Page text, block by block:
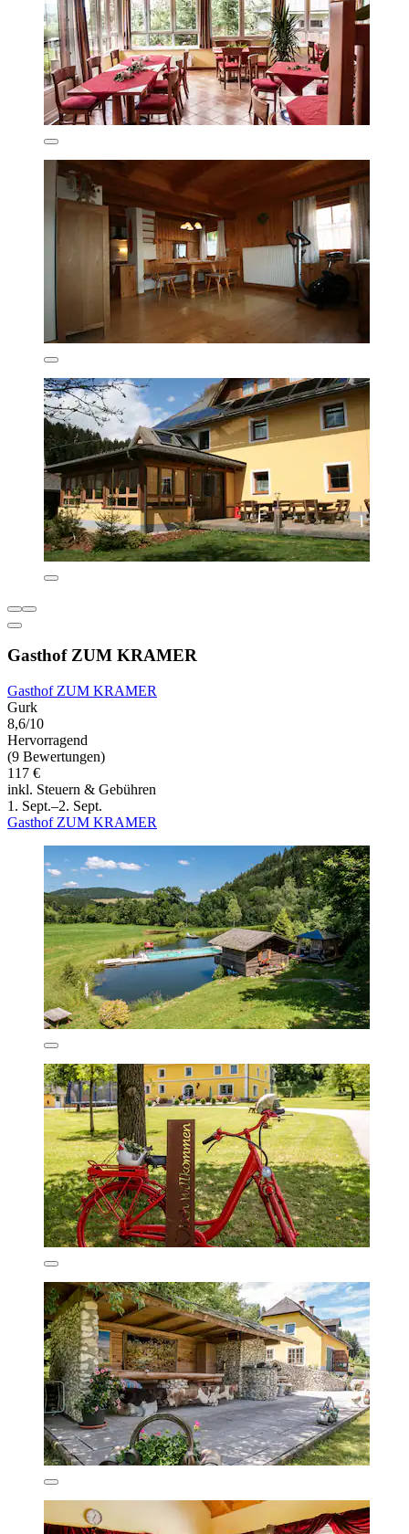
Gasthof ZUM KRAMER
Gasthof ZUM KRAMER
Gurk
8,6/10
Hervorragend
(9 Bewertungen)
117 €
inkl. Steuern & Gebühren
1. Sept.–2. Sept.
Gasthof ZUM KRAMER